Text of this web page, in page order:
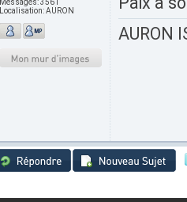
Messages:3561
Localisation:AURON
AURON